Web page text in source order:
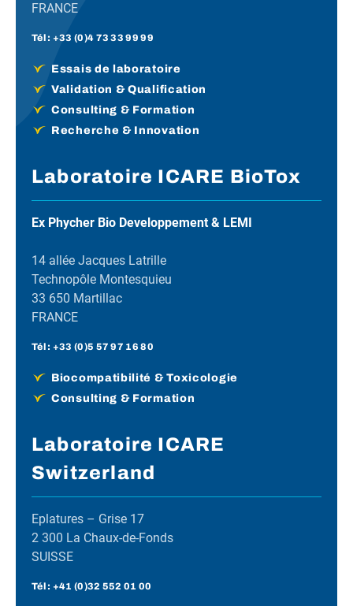
FRANCE
Tél : +33 (0)4 73 33 99 99
Essais de laboratoire
Validation & Qualification
Consulting & Formation
Recherche & Innovation
Laboratoire ICARE BioTox
Ex Phycher Bio Developpement & LEMI
14 allée Jacques Latrille
Technopôle Montesquieu
33 650 Martillac
FRANCE
Tél : +33 (0)5 57 97 16 80
Biocompatibilité & Toxicologie
Consulting & Formation
Laboratoire ICARE
Switzerland
Eplatures – Grise 17
2 300 La Chaux-de-Fonds
SUISSE
Tél : +41 (0)32 552 01 00